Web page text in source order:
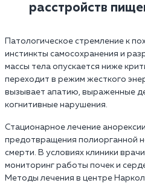
расстройств
Патологическое стремление к
инстинкты самосохранения и
массы тела опускается ниже
переходит в режим жесткого
вызывает апатию, выраженные
когнитивные нарушения.
Стационарное лечение
предотвращения полиорганной
смерти. В условиях клиники
мониторинг работы почек и
Методы лечения в центре